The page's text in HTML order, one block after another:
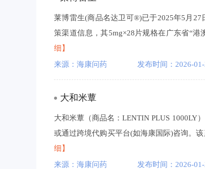
莱博雷生(商品名达卫可®)已于2025年5月
策渠道信息，其5mg×28片规格在广东省“
细】
来源：海康问药
发布时间：2026-
大和米蕈
大和米蕈（商品名：LENTIN PLUS 1000LY
或通过跨境代购买平台(如海康国际)咨询。
细】
来源：海康问药
发布时间：2026-